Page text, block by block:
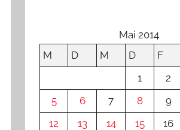
Mai 2014
M
D M D F
1
2
5
6 7 8 9
12
13 14 15 16